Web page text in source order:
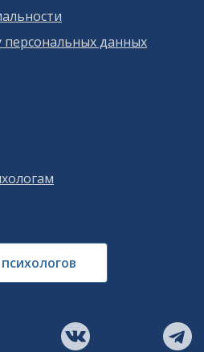
персональных данных